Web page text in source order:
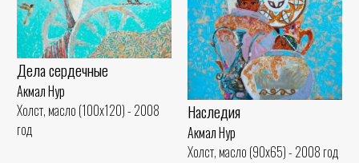
Наследия
Акмал Нур
Холст, масло (90x65) - 2008 год
Дела сердечные
Акмал Нур
Холст, масло (100x120) - 2008
год